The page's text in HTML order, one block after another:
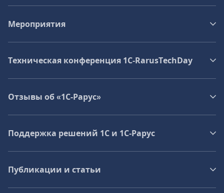
Мероприятия
Техническая конференция 1C‑RarusTechDay
Отзывы об «1С-Рарус»
Поддержка решений 1С и 1С‑Рарус
Публикации и статьи